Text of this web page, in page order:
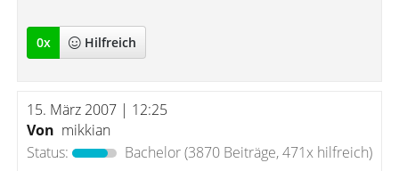
0x Hilfreich
15. März 2007 | 12:25
Von mikkian
Status:
Bachelor(3870 Beiträge, 471x hilfreich)